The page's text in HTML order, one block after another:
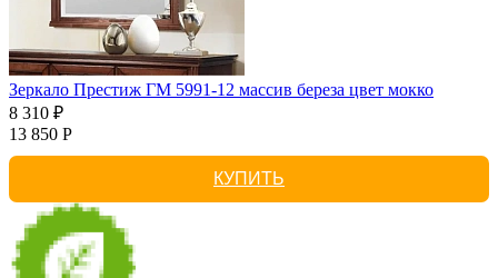
Зеркало Престиж ГМ 5991-12 массив береза цвет мокко
8 310 ₽
13 850 Р
КУПИТЬ